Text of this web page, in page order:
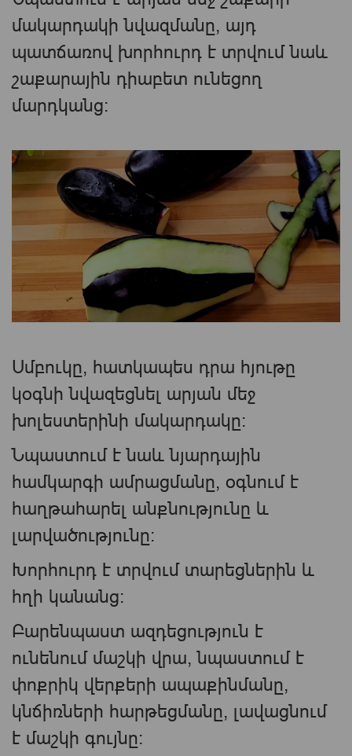
մակարդակի նվազմանը, այդ
պատճառով խորհուրդ է տրվում նաև
շաքարային դիաբետ ունեցող
մարդկանց։
Սմբուկը, հատկապես դրա հյութը
կօգնի նվազեցնել արյան մեջ
խոլեստերինի մակարդակը։
Նպաստում է նաև նյարդային
համկարգի ամրացմանը, օգնում է
հաղթահարել անքնությունը և
լարվածությունը։
Խորհուրդ է տրվում տարեցներին և
հղի կանանց։
Բարենպաստ ազդեցություն է
ունենում մաշկի վրա, նպաստում է
փոքրիկ վերքերի ապաքինմանը,
կնճիռների հարթեցմանը, լավացնում
է մաշկի գույնը։